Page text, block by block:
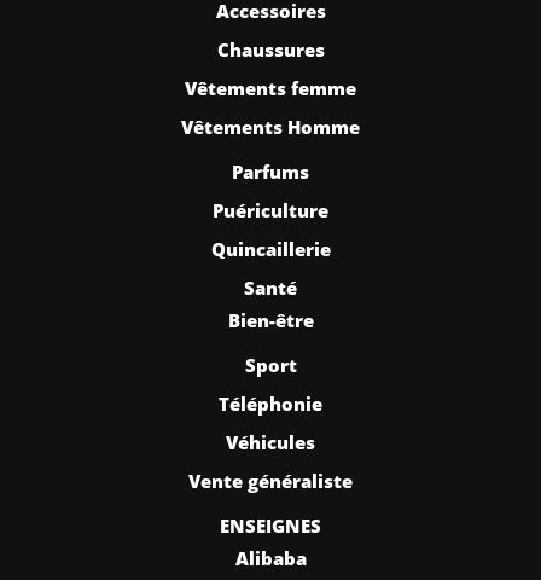
Accessoires
Chaussures
Vêtements femme
Vêtements Homme
Parfums
Puériculture
Quincaillerie
Santé
Bien-être
Sport
Téléphonie
Véhicules
Vente généraliste
ENSEIGNES
Alibaba